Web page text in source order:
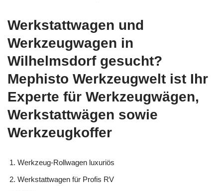
Werkstattwagen und
Werkzeugwagen in
Wilhelmsdorf gesucht?
Mephisto Werkzeugwelt ist Ihr
Experte für Werkzeugwägen,
Werkstattwägen sowie
Werkzeugkoffer
Werkzeug-Rollwagen luxuriös
Werkstattwagen für Profis RV